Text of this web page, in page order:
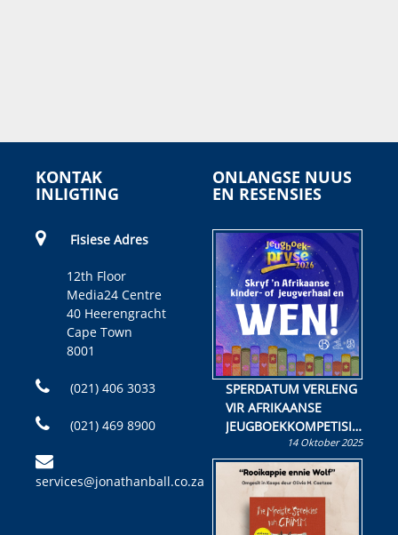
KONTAK
INLIGTING
Fisiese Adres
12th Floor
Media24 Centre
40 Heerengracht
Cape Town
8001
(021) 406 3033
(021) 469 8900
services@jonathanball.co.za
ONLANGSE NUUS
EN RESENSIES
SPERDATUM VERLENG
VIR AFRIKAANSE
JEUGBOEKKOMPETISIE
Skryf ’n jeugboek of
kinderboek en staan ’n
kans om R50 000 te
wen!
14 Oktober 2025